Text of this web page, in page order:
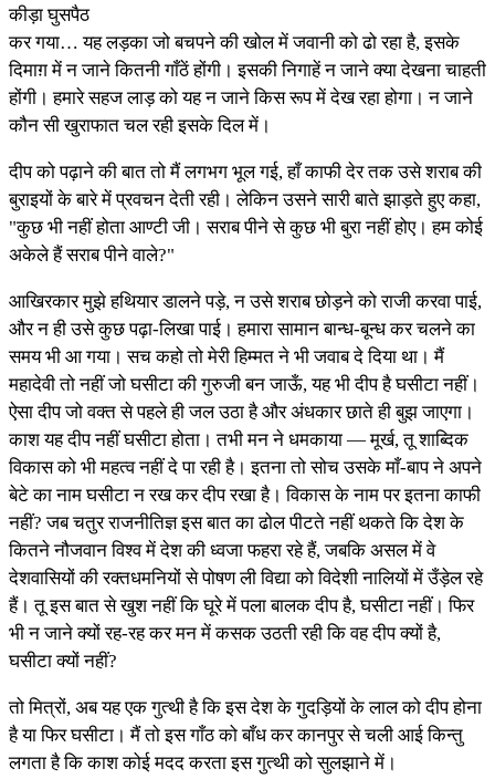
कीड़ा घुसपैठ
कर गया… यह लड़का जो बचपने की खोल में जवानी को ढो रहा है, इसके
दिमाग़ में न जाने कितनी गाँठें होंगी। इसकी निगाहें न जाने क्या देखना चाहती
होंगी। हमारे सहज लाड़ को यह न जाने किस रूप में देख रहा होगा। न जाने
कौन सी खुराफात चल रही इसके दिल में।
दीप को पढ़ाने की बात तो मैं लगभग भूल गई, हाँ काफी देर तक उसे शराब की
बुराइयों के बारे में प्रवचन देती रही। लेकिन उसने सारी बाते झाड़ते हुए कहा,
"कुछ भी नहीं होता आण्टी जी। सराब पीने से कुछ भी बुरा नहीं होए। हम कोई
अकेले हैं सराब पीने वाले?"
आखिरकार मुझे हथियार डालने पड़े, न उसे शराब छोड़ने को राजी करवा पाई,
और न ही उसे कुछ पढ़ा-लिखा पाई। हमारा सामान बान्ध-बून्ध कर चलने का
समय भी आ गया। सच कहो तो मेरी हिम्मत ने भी जवाब दे दिया था। मैं
महादेवी तो नहीं जो घसीटा की गुरुजी बन जाऊँ, यह भी दीप है घसीटा नहीं।
ऐसा दीप जो वक्त से पहले ही जल उठा है और अंधकार छाते ही बुझ जाएगा।
काश यह दीप नहीं घसीटा होता। तभी मन ने धमकाया — मूर्ख, तू शाब्दिक
विकास को भी महत्व नहीं दे पा रही है। इतना तो सोच उसके माँ-बाप ने अपने
बेटे का नाम घसीटा न रख कर दीप रखा है। विकास के नाम पर इतना काफी
नहीं? जब चतुर राजनीतिज्ञ इस बात का ढोल पीटते नहीं थकते कि देश के
कितने नौजवान विश्व में देश की ध्वजा फहरा रहे हैं, जबकि असल में वे
देशवासियों की रक्तधमनियों से पोषण ली विद्या को विदेशी नालियों में उँड़ेल रहे
हैं। तू इस बात से खुश नहीं कि घूरे में पला बालक दीप है, घसीटा नहीं। फिर
भी न जाने क्यों रह-रह कर मन में कसक उठती रही कि वह दीप क्यों है,
घसीटा क्यों नहीं?
तो मित्रों, अब यह एक गुत्थी है कि इस देश के गुदड़ियों के लाल को दीप होना
है या फिर घसीटा। मैं तो इस गाँठ को बाँध कर कानपुर से चली आई किन्तु
लगता है कि काश कोई मदद करता इस गुत्थी को सुलझाने में।